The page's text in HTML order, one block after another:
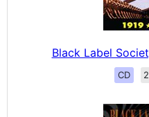
Black Label
CD